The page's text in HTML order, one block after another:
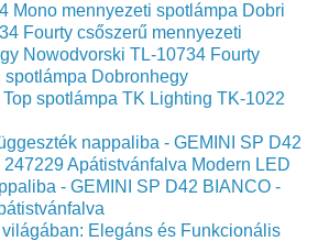
Mono mennyezeti spotlámpa Dobri
Fourty csőszerű mennyezeti
Nowodvorski TL-10734 Fourty
Dobronhegy
spotlámpa TK Lighting TK-1022
nappaliba - GEMINI SP D42
Apátistvánfalva Modern LED
- GEMINI SP D42 BIANCO -
Elegáns és Funkcionális